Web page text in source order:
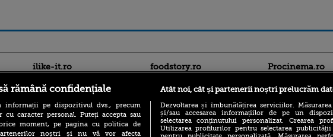
ilike-it.ro foodstory.ro Procinema.ro
rămână confidențiale
informații pe dispozitivul dvs., precum
caracter personal. Puteți accepta sau
moment, pe pagina cu politica de
noștri și nu vă vor afecta
Atât noi, cât și partenerii noștri prelucrăm
Dezvoltarea și îmbunătățirea serviciilor.
și/sau accesarea informațiilor de pe un
selectarea conținutului personalizat. Crearea
Utilizarea profilurilor pentru selectarea